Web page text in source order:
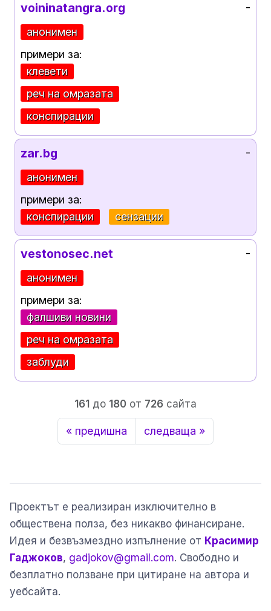
voininatangra.org
анонимен
примери за:
клевети
реч на омразата
конспирации
-
zar.bg
анонимен
примери за:
конспирации
сензации
-
vestonosec.net
анонимен
примери за:
фалшиви новини
реч на омразата
заблуди
-
161 до 180 от 726 сайта
« предишна следваща »
Проектът е реализиран изключително в
обществена полза, без никакво финансиране.
Идея и безвъзмездно изпълнение от Красимир
Гаджоков, gadjokov@gmail.com. Свободно и
безплатно ползване при цитиране на автора и
уебсайта.